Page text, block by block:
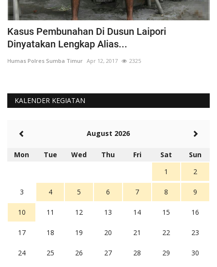
Kasus Pembunahan Di Dusun Laipori
Dinyatakan Lengkap Alias...
Humas Polres Sumba Timur Apr 12, 2017 2325
KALENDER KEGIATAN
August 2026
Mon Tue Wed Thu Fri Sat
Sun
1
2
3 4 5 6 7 8 9
10 11 12 13 14 15 16
17 18 19 20 21 22 23
24 25 26 27 28 29 30